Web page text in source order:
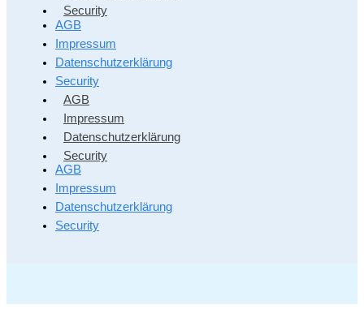
Security
AGB
Impressum
Datenschutzerklärung
Security
AGB
Impressum
Datenschutzerklärung
Security
AGB
Impressum
Datenschutzerklärung
Security